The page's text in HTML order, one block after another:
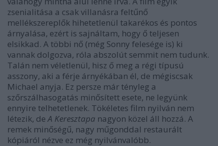
zsenialitása a csak villanásra feltűnő
mellékszereplők hihetetlenül takarékos és pontos
árnyalása, ezért is sajnáltam, hogy ő teljesen
elsikkad. A többi nő (még Sonny felesége is) ki
vannak dolgozva, róla abszolút semmit nem tudunk.
Talán nem véletlenül, hisz ő meg a régi típusú
asszony, aki a férje árnyékában él, de mégiscsak
Michael anyja. Ez persze már tényleg a
szőrszálhasogatás minősített esete, ne legyünk
ennyire telhetetlenek. Tökéletes film nyilván nem
létezik, de A Keresztapa nagyon közel áll hozzá. A
remek minőségű, nagy műgonddal restaurált
kópiáról nézve ez még nyilvánvalóbb.